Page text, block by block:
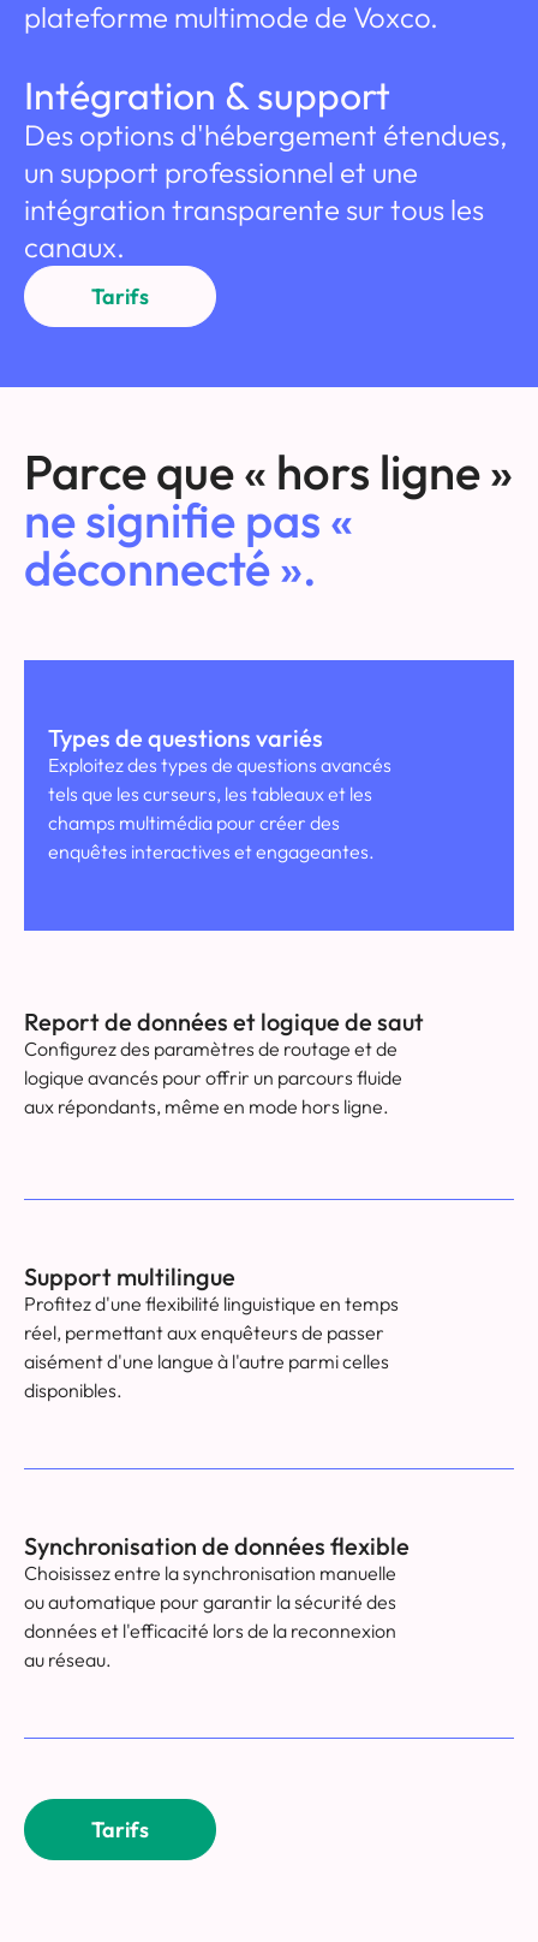
plateforme multimode de Voxco.
Intégration & support
Des options d'hébergement étendues,
un support professionnel et une
intégration transparente sur tous les
canaux.
Tarifs
Parce que « hors ligne »
ne signifie pas «
déconnecté ».
Types de questions variés
Exploitez des types de questions avancés
tels que les curseurs, les tableaux et les
champs multimédia pour créer des
enquêtes interactives et engageantes.
Report de données et logique de saut
Configurez des paramètres de routage et de
logique avancés pour offrir un parcours fluide
aux répondants, même en mode hors ligne.
Support multilingue
Profitez d'une flexibilité linguistique en temps
réel, permettant aux enquêteurs de passer
aisément d'une langue à l'autre parmi celles
disponibles.
Synchronisation de données flexible
Choisissez entre la synchronisation manuelle
ou automatique pour garantir la sécurité des
données et l'efficacité lors de la reconnexion
au réseau.
Tarifs